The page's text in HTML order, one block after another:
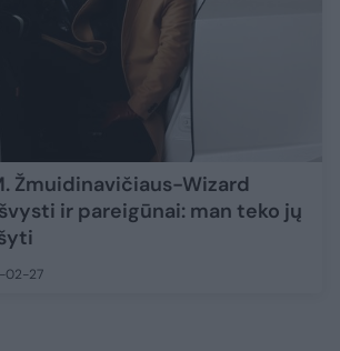
Žmuidinavičiaus-Wizard
ir pareigūnai: man teko jų
02-27